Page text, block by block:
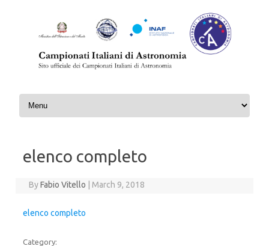
Skip to content
elenco completo
ByFabio Vitello March 9, 2018
elenco completo
Category: